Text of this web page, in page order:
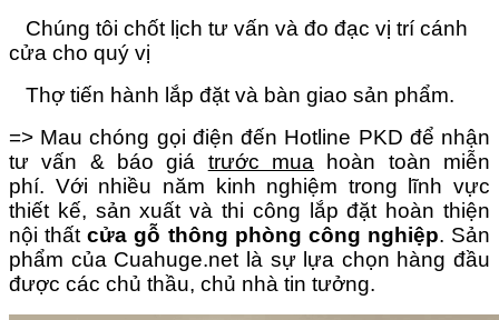
Chúng tôi chốt lịch tư vấn và đo đạc vị trí cánh
cửa cho quý vị
Thợ tiến hành lắp đặt và bàn giao sản phẩm.
=> Mau chóng gọi điện đến Hotline PKD để nhận
tư vấn & báo giá trước mua hoàn toàn miễn
phí. Với nhiều năm kinh nghiệm trong lĩnh vực
thiết kế, sản xuất và thi công lắp đặt hoàn thiện
nội thấtcửa gỗ thông phòng công nghiệp. Sản
phẩm của Cuahuge.net là sự lựa chọn hàng đầu
được các chủ thầu, chủ nhà tin tưởng.